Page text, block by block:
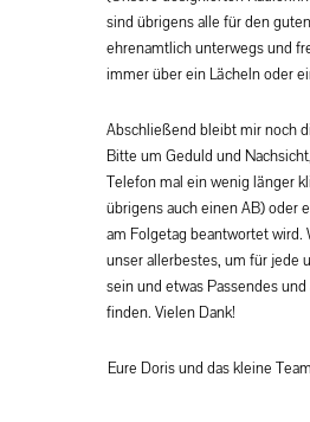
sind übrigens alle für den
ehrenamtlich unterwegs und
immer über ein Lächeln oder
Abschließend bleibt mir noch
Bitte um Geduld und
Telefon mal ein wenig länger
übrigens auch einen AB) oder
am Folgetag beantwortet wird.
unser allerbestes, um für jede
sein und etwas Passendes
finden. Vielen Dank!
Eure Doris und das kleine